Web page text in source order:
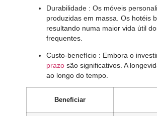
Durabilidade : Os móveis
produzidas em massa. Os hotéis
resultando numa maior vida útil
frequentes.
Custo-benefício : Embora o
prazo são significativos. A
ao longo do tempo.
Beneficiar